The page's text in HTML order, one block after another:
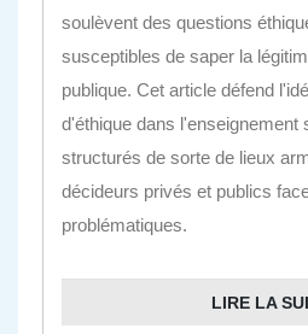
soulèvent des questions
susceptibles de saper la
publique. Cet article défend
d'éthique dans l'enseignement
structurés de sorte de lieux
décideurs privés et publics
problématiques.
LIRE LA